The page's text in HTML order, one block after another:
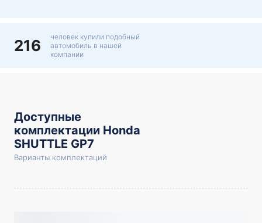
216
человек купили подобный
автомобиль в нашей
компании
Доступные
комплектации Honda
SHUTTLE GP7
Варианты комплектаций